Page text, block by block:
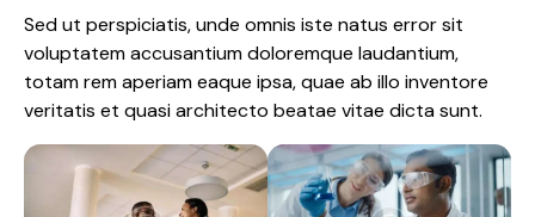
Sed ut perspiciatis, unde omnis iste natus error sit
voluptatem accusantium doloremque laudantium,
totam rem aperiam eaque ipsa, quae ab illo inventore
veritatis et quasi architecto beatae vitae dicta sunt.